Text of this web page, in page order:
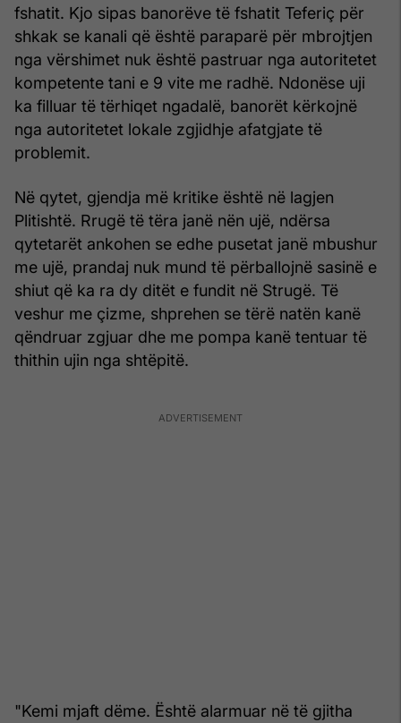
fshatit. Kjo sipas banorëve të fshatit Teferiç për
shkak se kanali që është paraparë për mbrojtjen
nga vërshimet nuk është pastruar nga autoritetet
kompetente tani e 9 vite me radhë. Ndonëse uji
ka filluar të tërhiqet ngadalë, banorët kërkojnë
nga autoritetet lokale zgjidhje afatgjate të
problemit.
Në qytet, gjendja më kritike është në lagjen
Plitishtë. Rrugë të tëra janë nën ujë, ndërsa
qytetarët ankohen se edhe pusetat janë mbushur
me ujë, prandaj nuk mund të përballojnë sasinë e
shiut që ka ra dy ditët e fundit në Strugë. Të
veshur me çizme, shprehen se tërë natën kanë
qëndruar zgjuar dhe me pompa kanë tentuar të
thithin ujin nga shtëpitë.
"Kemi mjaft dëme. Është alarmuar në të gjitha